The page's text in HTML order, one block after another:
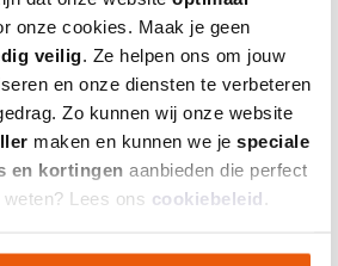
onze cookies. Maak je geen
veilig. Ze helpen ons om jouw
en onze diensten te verbeteren
Zo kunnen wij onze website
maken en kunnen we je speciale
en kortingen aanbieden die perfect
Lees ons cookiebeleid .